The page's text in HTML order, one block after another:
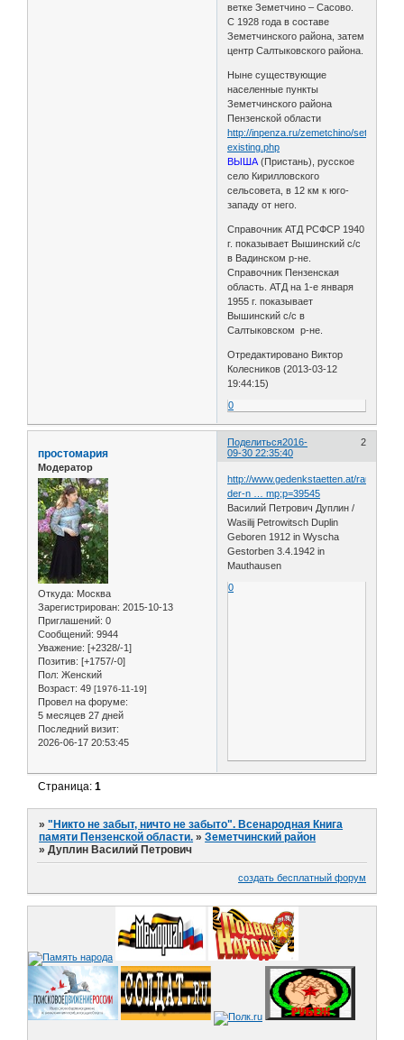
ветке Земетчино – Сасово.
С 1928 года в составе
Земетчинского района, затем
центр Салтыковского района.
Ныне существующие
населенные пункты
Земетчинского района
Пензенской области
http://inpenza.ru/zemetchino/
existing.php
ВЫША (Пристань), русское
село Кирилловского
сельсовета, в 12 км к юго-
западу от него.
Справочник АТД РСФСР 1940
г. показывает Вышинский с/с
в Вадинском р-не.
Справочник Пензенская
область. АТД на 1-е января
1955 г. показывает
Вышинский с/с в
Салтыковском р-не.
Отредактировано Виктор
Колесников (2013-03-12
19:44:15)
0
Поделиться 2
2016-
09-30 22:35:40
простомария
Модератор
Откуда: Москва
Зарегистрирован: 2015-10-13
Приглашений: 0
Сообщений: 9944
Уважение: [+2328/-1]
Позитив: [+1757/-0]
Пол: Женский
Возраст: 49 [1976-11-19]
Провел на форуме:
5 месяцев 27 дней
Последний визит:
2026-06-17 20:53:45
http://www.gedenkstaetten.at/raum-
der-n … mp;p=39545
Василий Петрович Дуплин /
Wasilij Petrowitsch Duplin
Geboren 1912 in Wyscha
Gestorben 3.4.1942 in
Mauthausen
0
Страница:1
»"Никто не забыт, ничто не забыто". Всенародная Книга
памяти Пензенской области. »Земетчинский район
»Дуплин Василий Петрович
создать бесплатный форум